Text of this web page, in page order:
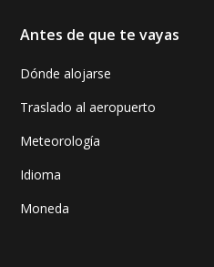
Antes de que te vayas
Dónde alojarse
Traslado al aeropuerto
Meteorología
Idioma
Moneda